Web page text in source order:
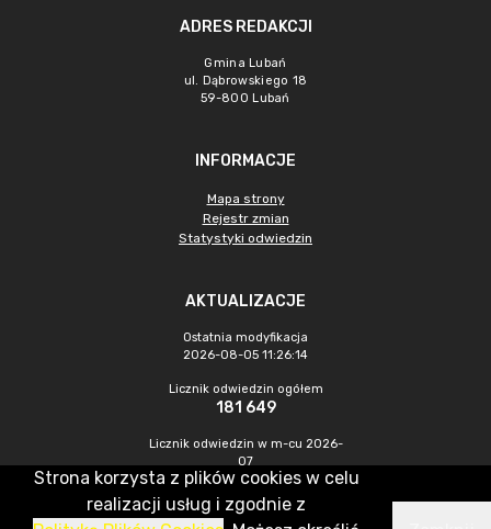
ADRES REDAKCJI
Gmina Lubań
ul. Dąbrowskiego 18
59-800 Lubań
INFORMACJE
Mapa strony
Rejestr zmian
Statystyki odwiedzin
AKTUALIZACJE
Ostatnia modyfikacja
2026-08-05 11:26:14
Licznik odwiedzin ogółem
181 649
Licznik odwiedzin w m-cu 2026-
07
240
Strona korzysta z plików cookies w celu
realizacji usług i zgodnie z